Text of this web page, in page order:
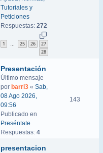
Tutoriales y
Peticiones
Respuestas: 272
1 25 26
27
28
Presentación
Último mensaje
por barri3 « Sab,
08 Ago 2026,
09:56
Publicado en
Preséntate
Respuestas: 4
143
presentacion